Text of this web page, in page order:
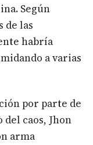
Según
de las
habría
a varias
por parte de
del caos, Jhon
arma